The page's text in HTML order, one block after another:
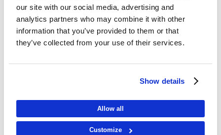
our site with our social media, advertising and
analytics partners who may combine it with other
information that you’ve provided to them or that
they’ve collected from your use of their services.
Show details
Allow all
Customize
ACCUEIL
ACTUALITÉ
Visit Pattern Energy Global